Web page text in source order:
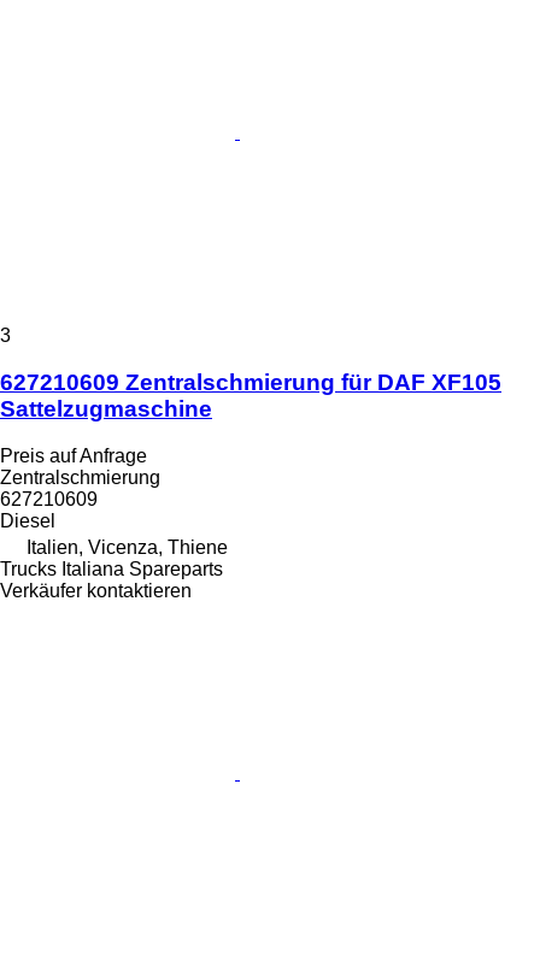
3
627210609 Zentralschmierung für DAF XF105
Sattelzugmaschine
Preis auf Anfrage
Zentralschmierung
627210609
Diesel
Italien, Vicenza, Thiene
Trucks Italiana Spareparts
Verkäufer kontaktieren